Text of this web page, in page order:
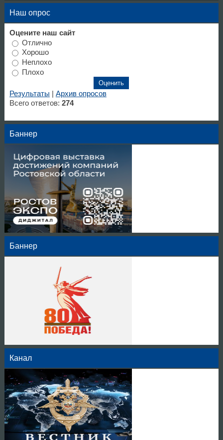
Наш опрос
Оцените наш сайт
Отлично
Хорошо
Неплохо
Плохо
Результаты
Архив опросов
Всего ответов: 274
Баннер
Баннер
Канал